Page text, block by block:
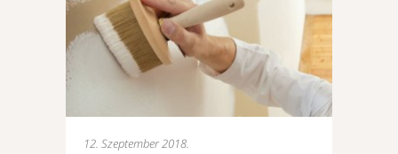
12. Szeptember 2018.